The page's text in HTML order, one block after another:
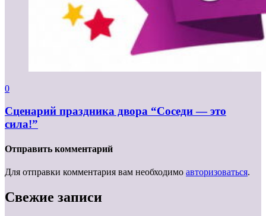
0
Сценарий праздника двора “Соседи — это
сила!”
Отправить комментарий
Для отправки комментария вам необходимо авторизоваться.
Свежие записи